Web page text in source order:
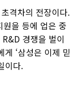
격차의 전장이다.
을 등에 업은 중
경쟁을 벌이
‘삼성은 이제 믿
이다.